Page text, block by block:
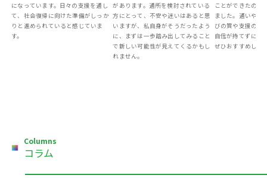
になっています。日々の支援を通し
て、社会復帰に向けた準備がしっか
りと進められていると感じていま
す。
があります。通所を検討されている
方にとって、不安や迷いはあると思
いますが、私自身がそうだったよう
に、まずは一歩踏み出してみること
で新しい可能性が見えてくるかもし
れません。
ことができたのも
ました。通いやす
びの質や支援の手
自信が持てずに悩
ぜひおすすめした
Columns
コラム